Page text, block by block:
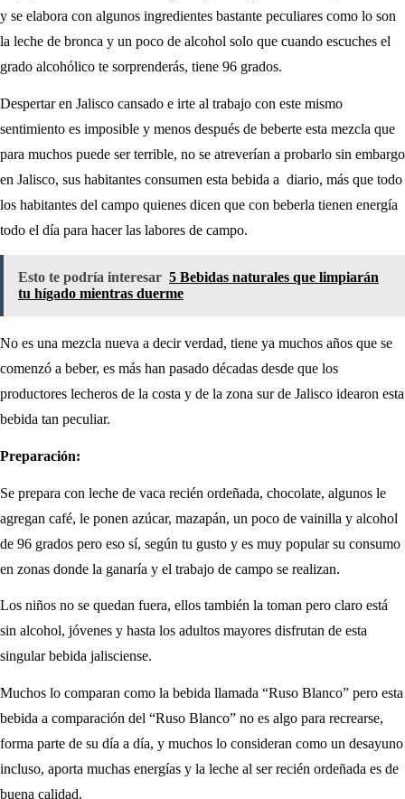
y se elabora con algunos ingredientes bastante peculiares como lo son
la leche de bronca y un poco de alcohol solo que cuando escuches el
grado alcohólico te sorprenderás, tiene 96 grados.
Despertar en Jalisco cansado e irte al trabajo con este mismo
sentimiento es imposible y menos después de beberte esta mezcla que
para muchos puede ser terrible, no se atreverían a probarlo sin embargo
en Jalisco, sus habitantes consumen esta bebida a diario, más que todo
los habitantes del campo quienes dicen que con beberla tienen energía
todo el día para hacer las labores de campo.
Esto te podría interesar 5 Bebidas naturales que limpiarán
tu hígado mientras duerme
No es una mezcla nueva a decir verdad, tiene ya muchos años que se
comenzó a beber, es más han pasado décadas desde que los
productores lecheros de la costa y de la zona sur de Jalisco idearon esta
bebida tan peculiar.
Preparación:
Se prepara con leche de vaca recién ordeñada, chocolate, algunos le
agregan café, le ponen azúcar, mazapán, un poco de vainilla y alcohol
de 96 grados pero eso sí, según tu gusto y es muy popular su consumo
en zonas donde la ganaría y el trabajo de campo se realizan.
Los niños no se quedan fuera, ellos también la toman pero claro está
sin alcohol, jóvenes y hasta los adultos mayores disfrutan de esta
singular bebida jalisciense.
Muchos lo comparan como la bebida llamada “Ruso Blanco” pero esta
bebida a comparación del “Ruso Blanco” no es algo para recrearse,
forma parte de su día a día, y muchos lo consideran como un desayuno
incluso, aporta muchas energías y la leche al ser recién ordeñada es de
buena calidad.